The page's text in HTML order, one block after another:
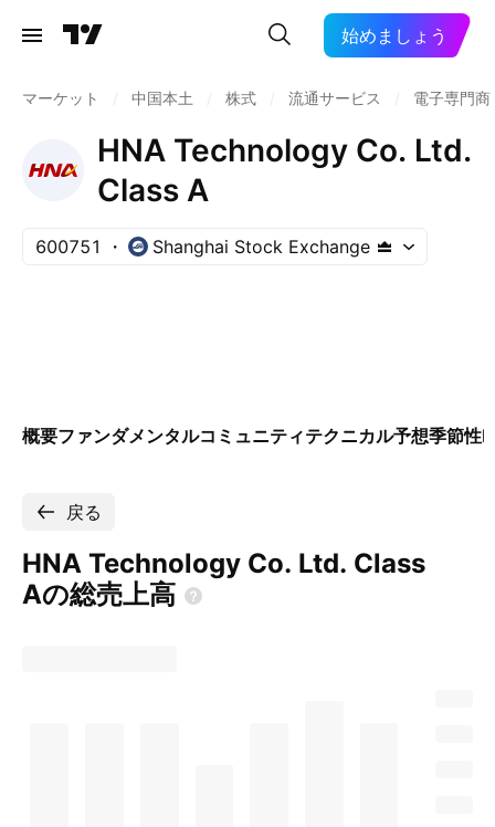
始めましょう
マーケット 中国本土 株式 流通サービス 電子専門商
HNA Technology Co. Ltd.
Class A
600751 Shanghai Stock Exchange
概要ファンダメンタルコミュニティテクニカル予想季節性
戻る
HNA Technology Co. Ltd. Class
Aの総売上高